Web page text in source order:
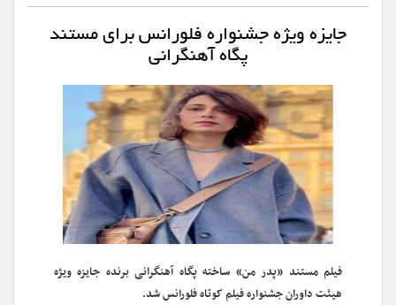
جایزه ویژه جشنواره فلورانس برای مستند
پگاه آهنگرانی
فیلم مستند «پدر من» ساخته پگاه آهنگرانی برنده جایزه ویژه
هیئت داوران جشنواره فیلم کوتاه فلورانس شد.